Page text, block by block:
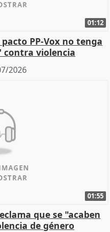
01:12
PP-Vox no tenga
contra violencia
2026
01:55
que se "acaben
de género